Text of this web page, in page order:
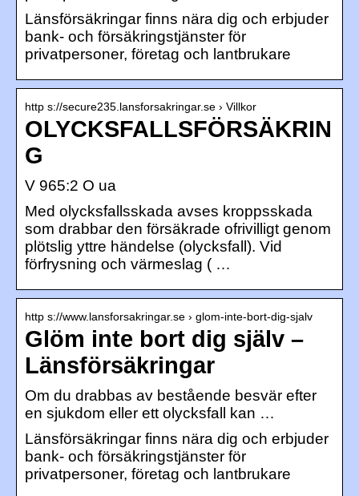
Länsförsäkringar finns nära dig och erbjuder
bank- och försäkringstjänster för
privatpersoner, företag och lantbrukare
http s://secure235.lansforsakringar.se › Villkor
OLYCKSFALLSFÖRSÄKRIN
G
V 965:2 O ua
Med olycksfallsskada avses kroppsskada
som drabbar den försäkrade ofrivilligt genom
plötslig yttre händelse (olycksfall). Vid
förfrysning och värmeslag ( …
http s://www.lansforsakringar.se › glom-inte-bort-dig-sjalv
Glöm inte bort dig själv –
Länsförsäkringar
Om du drabbas av bestående besvär efter
en sjukdom eller ett olycksfall kan …
Länsförsäkringar finns nära dig och erbjuder
bank- och försäkringstjänster för
privatpersoner, företag och lantbrukare